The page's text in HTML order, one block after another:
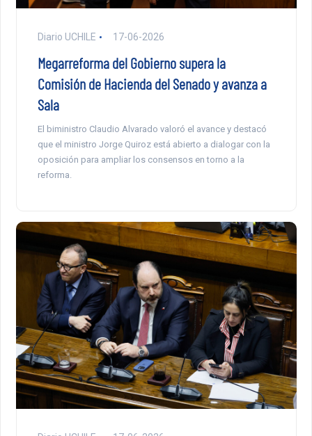
Diario UCHILE 17-06-2026
Megarreforma del Gobierno supera la
Comisión de Hacienda del Senado y avanza a
Sala
El biministro Claudio Alvarado valoró el avance y destacó
que el ministro Jorge Quiroz está abierto a dialogar con la
oposición para ampliar los consensos en torno a la
reforma.